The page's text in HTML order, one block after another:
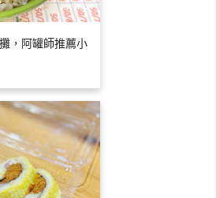
，阿罐師推薦小